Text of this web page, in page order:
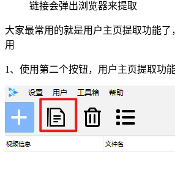
链接会弹出浏览器来提取
大家最常用的就是用户主页提取功能
用
1、使用第二个按钮，用户主页提取功